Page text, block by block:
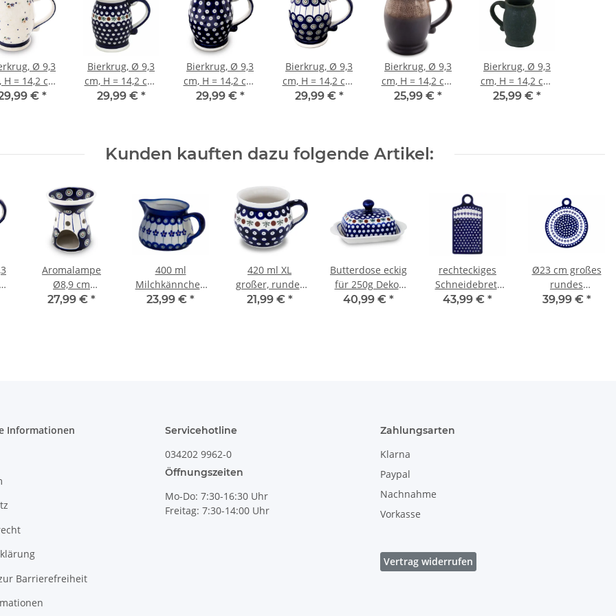
Ø 9,3
H = 14,2 cm,
= 0,65 Liter,
€ *
Bierkrug, Ø 9,3
cm, H = 14,2 cm,
V = 0,65 Liter,
29,99 € *
Bierkrug, Ø 9,3
cm, H = 14,2 cm,
V = 0,65 Liter,
29,99 € *
Bierkrug, Ø 9,3
cm, H = 14,2 cm,
V = 0,65 Liter,
29,99 € *
Bierkrug, Ø 9,3
cm, H = 14,2 cm,
V = 0,65 Liter,
25,99 € *
Bierkrug, Ø 9,3
cm, H = 14,2 cm,
V = 0,65 Liter,
25,99 € *
Kunden kauften dazu folgende Artikel:
Aromalampe
Ø8,9 cm
H=10,4cm Dekor
27,99 € *
400 ml
Milchkännchen
Sahnekännchen
23,99 € *
420 ml XL
großer, runder
Kugelbecher, H
21,99 € *
Butterdose eckig
für 250g Dekor
41
40,99 € *
rechteckiges
Schneidebrett
mit Griff 28,5 x
43,99 € *
Ø23 cm großes
rundes
Schneidebrett
39,99 € *
Informationen
Barrierefreiheit
Servicehotline
034202 9962-0
Öffnungszeiten
Mo-Do: 7:30-16:30 Uhr
Freitag: 7:30-14:00 Uhr
Zahlungsarten
Klarna
Paypal
Nachnahme
Vorkasse
Vertrag widerrufen